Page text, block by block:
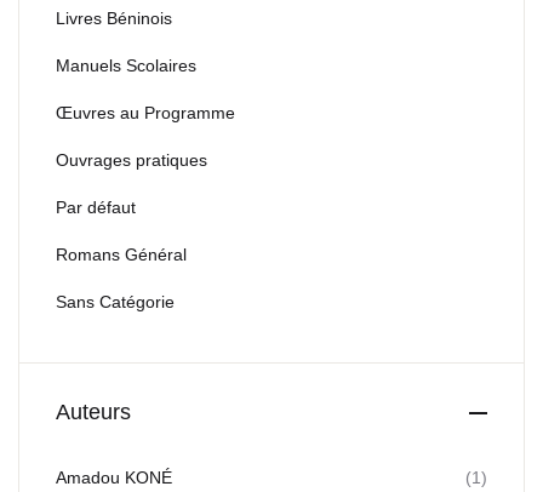
Livres Béninois
Manuels Scolaires
Œuvres au Programme
Ouvrages pratiques
Par défaut
Romans Général
Sans Catégorie
Auteurs
Amadou KONÉ (1)